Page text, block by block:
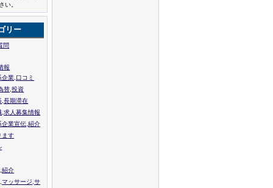
い。
リー
問
報
業,口コミ
替,投資
,長期滞在
求人募集情報
企業宣伝,紹介
ます
紹介
マッサージ,サ